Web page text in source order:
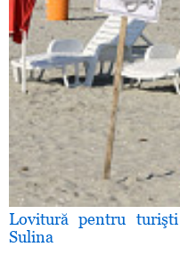
Lovitură pentru
Sulina